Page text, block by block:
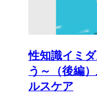
性知識イミ
う～（後編
ルスケア